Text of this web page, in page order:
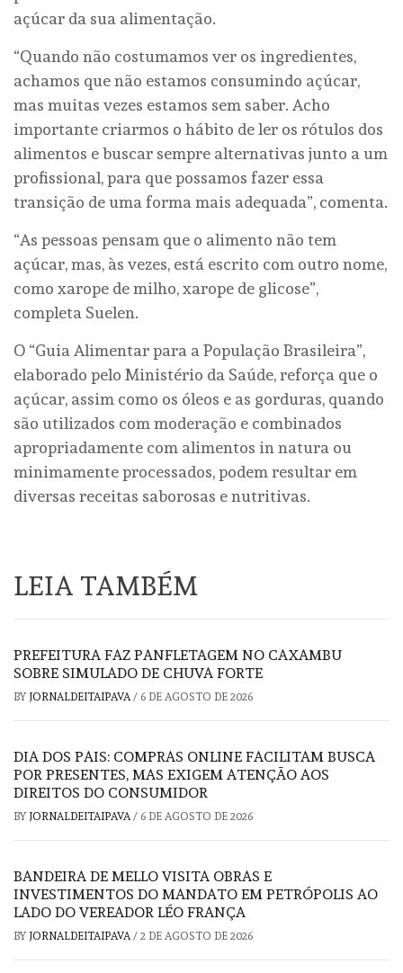
açúcar da sua alimentação.
“Quando não costumamos ver os ingredientes,
achamos que não estamos consumindo açúcar,
mas muitas vezes estamos sem saber. Acho
importante criarmos o hábito de ler os rótulos dos
alimentos e buscar sempre alternativas junto a um
profissional, para que possamos fazer essa
transição de uma forma mais adequada”, comenta.
“As pessoas pensam que o alimento não tem
açúcar, mas, às vezes, está escrito com outro nome,
como xarope de milho, xarope de glicose”,
completa Suelen.
O “Guia Alimentar para a População Brasileira”,
elaborado pelo Ministério da Saúde, reforça que o
açúcar, assim como os óleos e as gorduras, quando
são utilizados com moderação e combinados
apropriadamente com alimentos in natura ou
minimamente processados, podem resultar em
diversas receitas saborosas e nutritivas.
LEIA TAMBÉM
PREFEITURA FAZ PANFLETAGEM NO CAXAMBU
SOBRE SIMULADO DE CHUVA FORTE
BY JORNALDEITAIPAVA / 6 DE AGOSTO DE 2026
DIA DOS PAIS: COMPRAS ONLINE FACILITAM BUSCA
POR PRESENTES, MAS EXIGEM ATENÇÃO AOS
DIREITOS DO CONSUMIDOR
BY JORNALDEITAIPAVA / 6 DE AGOSTO DE 2026
BANDEIRA DE MELLO VISITA OBRAS E
INVESTIMENTOS DO MANDATO EM PETRÓPOLIS AO
LADO DO VEREADOR LÉO FRANÇA
BY JORNALDEITAIPAVA / 2 DE AGOSTO DE 2026